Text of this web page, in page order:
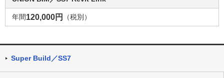
年間120,000円 （税別）
Super Build／SS7